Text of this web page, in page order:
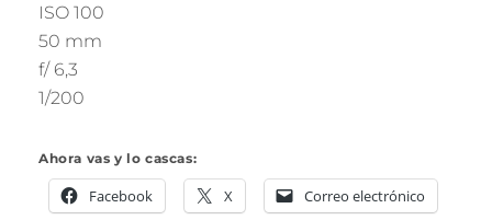
ISO 100
50 mm
f/ 6,3
1/200
Ahora vas y lo cascas:
Facebook X Correo electrónico